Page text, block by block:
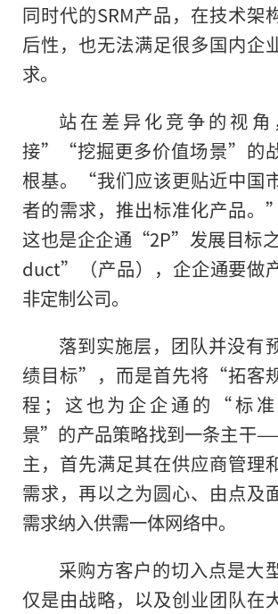
同时代的SRM产品，在技术架
后性，也无法满足很多国内企
求。
站在差异化竞争的视
接”“挖掘更多价值场景”的
根基。“我们应该更贴近中国
者的需求，推出标准化产品。
这也是企企通“2P”发展目
duct”（产品），企企通要做
非定制公司。
落到实施层，团队并没有
绩目标”，而是首先将“拓客
程；这也为企企通的“标
景”的产品策略找到一条主干
主，首先满足其在供应商管理
需求，再以之为圆心、由点及
需求纳入供需一体网络中。
采购方客户的切入点是大
仅是由战略，以及创业团队在